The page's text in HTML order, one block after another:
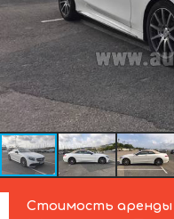
Стоимость